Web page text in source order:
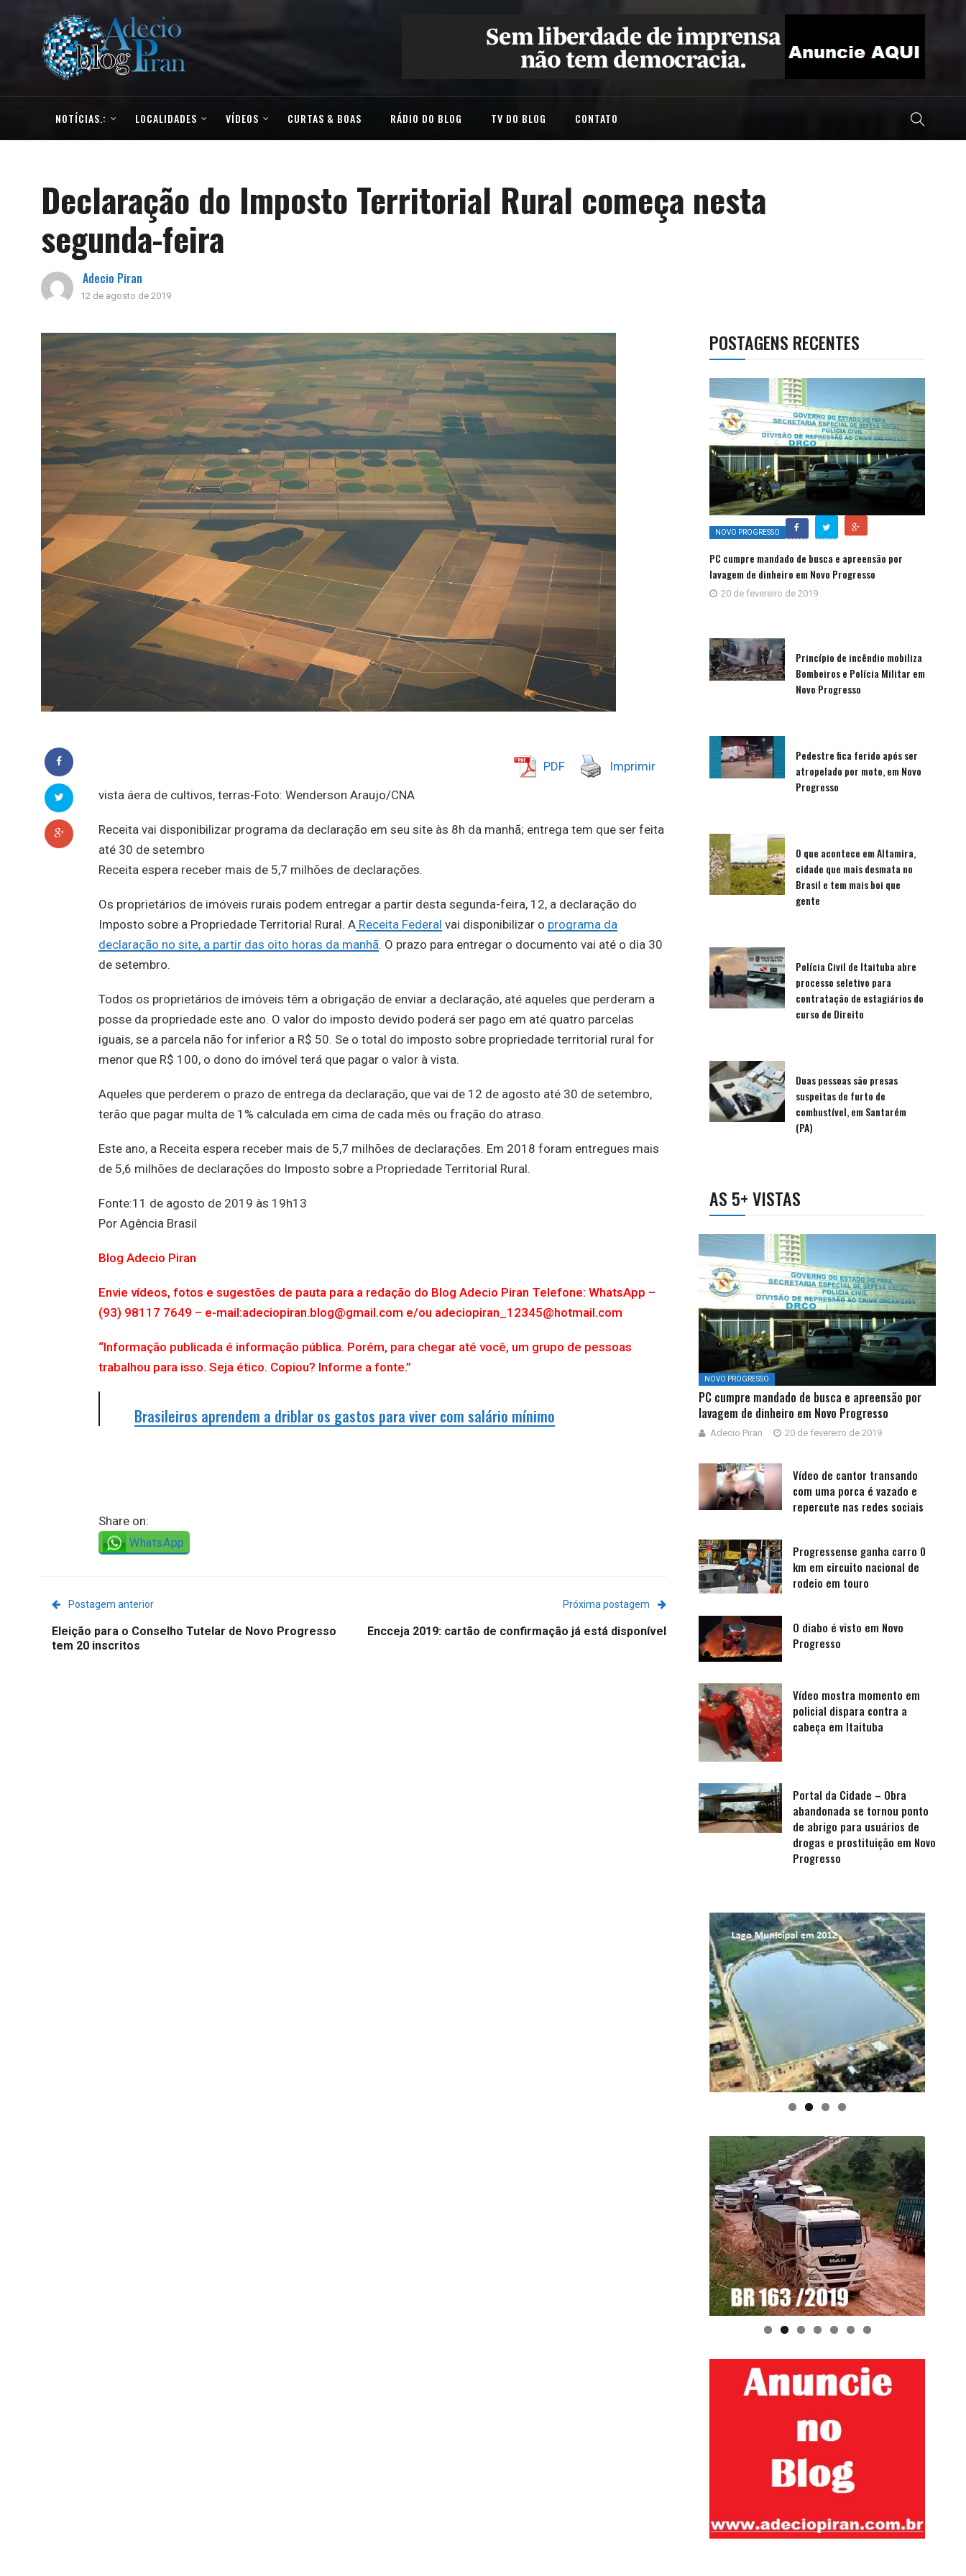
NOTÍCIAS.: LOCALIDADES VÍDEOS CURTAS & BOAS RÁDIO DO BLOG TV DO BLOG CONTATO
Declaração do Imposto Territorial Rural começa nesta
segunda-feira
Adecio Piran
12 de agosto de 2019
PDF Imprimir
vista áera de cultivos, terras-Foto: Wenderson Araujo/CNA
Receita vai disponibilizar programa da declaração em seu site às 8h da manhã; entrega tem que ser feita
até 30 de setembro
Receita espera receber mais de 5,7 milhões de declarações.
Os proprietários de imóveis rurais podem entregar a partir desta segunda-feira, 12, a declaração do
Imposto sobre a Propriedade Territorial Rural. A Receita Federal vai disponibilizar o programa da
declaração no site, a partir das oito horas da manhã. O prazo para entregar o documento vai até o dia 30
de setembro.
Todos os proprietários de imóveis têm a obrigação de enviar a declaração, até aqueles que perderam a
posse da propriedade este ano. O valor do imposto devido poderá ser pago em até quatro parcelas
iguais, se a parcela não for inferior a R$ 50. Se o total do imposto sobre propriedade territorial rural for
menor que R$ 100, o dono do imóvel terá que pagar o valor à vista.
Aqueles que perderem o prazo de entrega da declaração, que vai de 12 de agosto até 30 de setembro,
terão que pagar multa de 1% calculada em cima de cada mês ou fração do atraso.
Este ano, a Receita espera receber mais de 5,7 milhões de declarações. Em 2018 foram entregues mais
de 5,6 milhões de declarações do Imposto sobre a Propriedade Territorial Rural.
Fonte:11 de agosto de 2019 às 19h13
Por Agência Brasil
Blog Adecio Piran
Envie vídeos, fotos e sugestões de pauta para a redação do Blog Adecio Piran Telefone: WhatsApp –
(93) 98117 7649 – e-mail:adeciopiran.blog@gmail.com e/ou adeciopiran_12345@hotmail.com
“Informação publicada é informação pública. Porém, para chegar até você, um grupo de pessoas
trabalhou para isso. Seja ético. Copiou? Informe a fonte.”
Brasileiros aprendem a driblar os gastos para viver com salário mínimo
Share on:
WhatsApp
Postagem anterior
Eleição para o Conselho Tutelar de Novo Progresso
tem 20 inscritos
Próxima postagem
Encceja 2019: cartão de confirmação já está disponível
POSTAGENS RECENTES
NOVO PROGRESSO
PC cumpre mandado de busca e apreensão por
lavagem de dinheiro em Novo Progresso
20 de fevereiro de 2019
Princípio de incêndio mobiliza
Bombeiros e Polícia Militar em
Novo Progresso
Pedestre fica ferido após ser
atropelado por moto, em Novo
Progresso
O que acontece em Altamira,
cidade que mais desmata no
Brasil e tem mais boi que
gente
Polícia Civil de Itaituba abre
processo seletivo para
contratação de estagiários do
curso de Direito
Duas pessoas são presas
suspeitas de furto de
combustível, em Santarém
(PA)
AS 5+ VISTAS
NOVO PROGRESSO
PC cumpre mandado de busca e apreensão por
lavagem de dinheiro em Novo Progresso
Adecio Piran 20 de fevereiro de 2019
Vídeo de cantor transando
com uma porca é vazado e
repercute nas redes sociais
Progressense ganha carro 0
km em circuito nacional de
rodeio em touro
O diabo é visto em Novo
Progresso
Vídeo mostra momento em
policial dispara contra a
cabeça em Itaituba
Portal da Cidade – Obra
abandonada se tornou ponto
de abrigo para usuários de
drogas e prostituição em Novo
Progresso